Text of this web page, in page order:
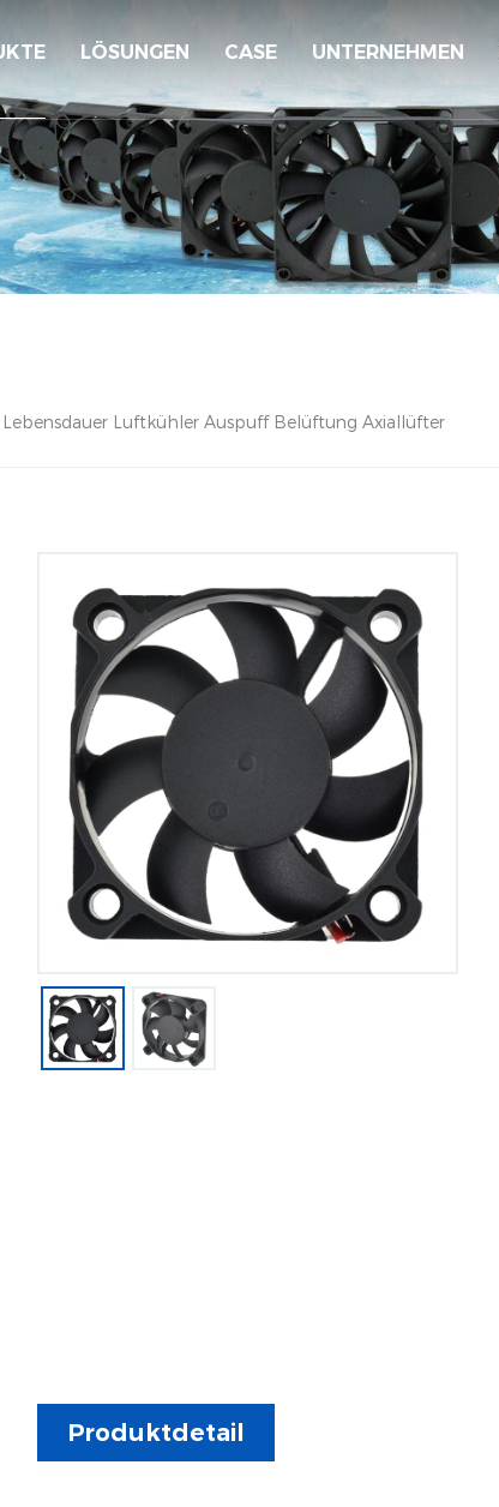
LÖSUNGEN CASE UNTERNEHMEN
Lebensdauer Luftkühler Auspuff Belüftung Axiallüfter
Produktdetail